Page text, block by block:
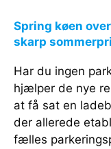
Spring køen
skarp
Har du ingen
hjælper de nye
at få sat en
der allerede
fælles